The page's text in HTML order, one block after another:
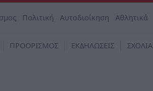
Πολιτική Αυτοδιοίκηση Αθλητικά
ΠΡΟΟΡΙΣΜΟΣ ΕΚΔΗΛΩΣΕΙΣ ΣΧΟΛΙΑ